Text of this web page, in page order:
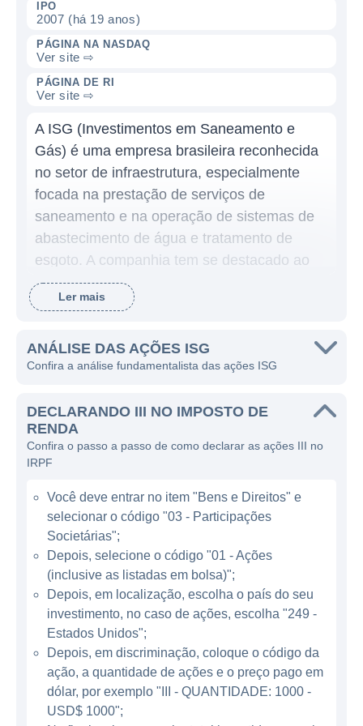
IPO
2007 (há 19 anos)
PÁGINA NA NASDAQ
Ver site ⇨
PÁGINA DE RI
Ver site ⇨
A ISG (Investimentos em Saneamento e
Gás) é uma empresa brasileira reconhecida
no setor de infraestrutura, especialmente
focada na prestação de serviços de
saneamento e na operação de sistemas de
abastecimento de água e tratamento de
esgoto. A companhia tem se destacado ao
buscar soluções para os desafios de
saneamento básico, contribuindo para a
populações atendidas e para a preservação
do meio ambiente.
A ISG está envolvida principalmente na
construção, operação e manutenção de
sistemas de saneamento, além de atuar na
exploração de ativos relacionados à área de
gás natural. Através de projetos inovadores,
a ISG promove a eficiência dos serviços de
utilidade pública, gerando um impacto
positivo na sociedade e garantindo a
sustentabilidade dos recursos hídricos e
energéticos. A empresa também busca
parcerias estratégicas com governos e
outras entidades para expandir suas
operações e otimizar seus serviços.
ATUAÇÃO DA ISG
Ler mais
ANÁLISE DAS AÇÕES ISG
Confira a análise fundamentalista das ações ISG
DECLARANDO III NO IMPOSTO DE
RENDA
Confira o passo a passo de como declarar as ações III no
IRPF
Você deve entrar no item "Bens e Direitos" e
selecionar o código "03 - Participações
Societárias";
Depois, selecione o código "01 - Ações
(inclusive as listadas em bolsa)";
Depois, em localização, escolha o país do seu
investimento, no caso de ações, escolha "249 -
Estados Unidos";
Depois, em discriminação, coloque o código da
ação, a quantidade de ações e o preço pago em
dólar, por exemplo "III - QUANTIDADE: 1000 -
USD$ 1000";